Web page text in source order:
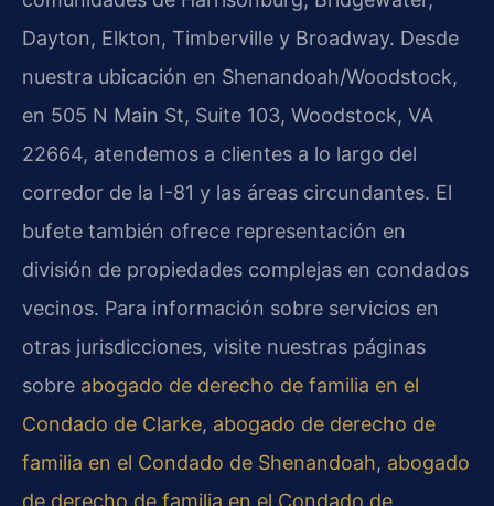
Dayton, Elkton, Timberville y Broadway. Desde
nuestra ubicación en Shenandoah/Woodstock,
en 505 N Main St, Suite 103, Woodstock, VA
22664, atendemos a clientes a lo largo del
corredor de la I-81 y las áreas circundantes. El
bufete también ofrece representación en
división de propiedades complejas en condados
vecinos. Para información sobre servicios en
otras jurisdicciones, visite nuestras páginas
sobre abogado de derecho de familia en el
Condado de Clarke, abogado de derecho de
familia en el Condado de Shenandoah, abogado